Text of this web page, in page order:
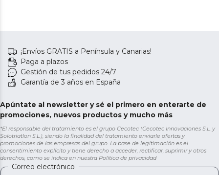
¡Envíos GRATIS a Península y Canarias!
Paga a plazos
Gestión de tus pedidos 24/7
Garantía de 3 años en España
Apúntate al newsletter y sé el primero en enterarte de
promociones, nuevos productos y mucho más
*El responsable del tratamiento es el grupo Cecotec (Cecotec Innovaciones S.L. y
Solotriatlon S.L.), siendo la finalidad del tratamiento enviarle ofertas y
promociones de las empresas del grupo. La base de legitimación es el
consentimiento explícito y tiene derecho a acceder, rectificar, suprimir y otros
derechos, como se indica en nuestra Política de privacidad
Correo electrónico